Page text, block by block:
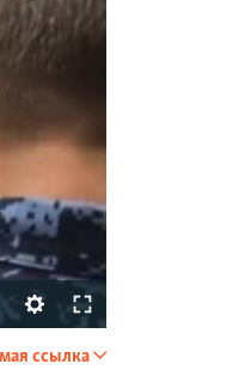
ссылка